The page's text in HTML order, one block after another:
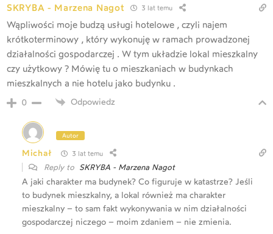
SKRYBA - Marzena Nagot 3 lat temu
Wąpliwości moje budzą usługi hotelowe , czyli najem
krótkoterminowy , który wykonuję w ramach prowadzonej
działalności gospodarczej . W tym układzie lokal mieszkalny
czy użytkowy ? Mówię tu o mieszkaniach w budynkach
mieszkalnych a nie hotelu jako budynku .
0 Odpowiedz
Autor
Michał 3 lat temu
Reply to SKRYBA - Marzena Nagot
A jaki charakter ma budynek? Co figuruje w katastrze? Jeśli
to budynek mieszkalny, a lokal również ma charakter
mieszkalny – to sam fakt wykonywania w nim działalności
gospodarczej niczego – moim zdaniem – nie zmienia.